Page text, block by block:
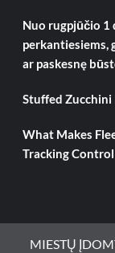
Nuo rugpjūčio 1
perkantiesiems,
ar paskesnę
Stuffed Zucchini
What Makes
Tracking Control
MIESTŲ